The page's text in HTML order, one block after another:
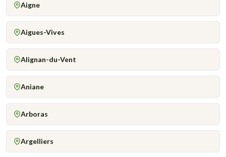
Aigne
Aigues-Vives
Alignan-du-Vent
Aniane
Arboras
Argelliers